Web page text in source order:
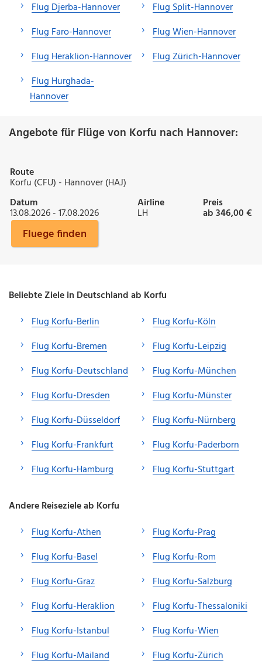
Flug Djerba-Hannover
Flug Faro-Hannover
Flug Heraklion-Hannover
Flug Hurghada-
Hannover
Flug Split-Hannover
Flug Wien-Hannover
Flug Zürich-Hannover
Angebote für Flüge von Korfu nach Hannover:
Route
Korfu (CFU) - Hannover (HAJ)
Datum
13.08.2026 - 17.08.2026
Airline
LH
Preis
ab 346,00 €
Fluege finden
Beliebte Ziele in Deutschland ab Korfu
Flug Korfu-Berlin
Flug Korfu-Bremen
Flug Korfu-Deutschland
Flug Korfu-Dresden
Flug Korfu-Düsseldorf
Flug Korfu-Frankfurt
Flug Korfu-Hamburg
Flug Korfu-Köln
Flug Korfu-Leipzig
Flug Korfu-München
Flug Korfu-Münster
Flug Korfu-Nürnberg
Flug Korfu-Paderborn
Flug Korfu-Stuttgart
Andere Reiseziele ab Korfu
Flug Korfu-Athen
Flug Korfu-Basel
Flug Korfu-Graz
Flug Korfu-Heraklion
Flug Korfu-Istanbul
Flug Korfu-Mailand
Flug Korfu-Prag
Flug Korfu-Rom
Flug Korfu-Salzburg
Flug Korfu-Thessaloniki
Flug Korfu-Wien
Flug Korfu-Zürich